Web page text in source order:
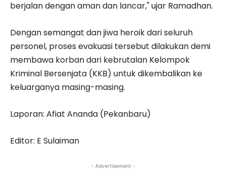
berjalan dengan aman dan lancar," ujar Ramadhan.
Dengan semangat dan jiwa heroik dari seluruh
personel, proses evakuasi tersebut dilakukan demi
membawa korban dari kebrutalan Kelompok
Kriminal Bersenjata (KKB) untuk dikembalikan ke
keluarganya masing-masing.
Laporan: Afiat Ananda (Pekanbaru)
Editor: E Sulaiman
- Advertisement -